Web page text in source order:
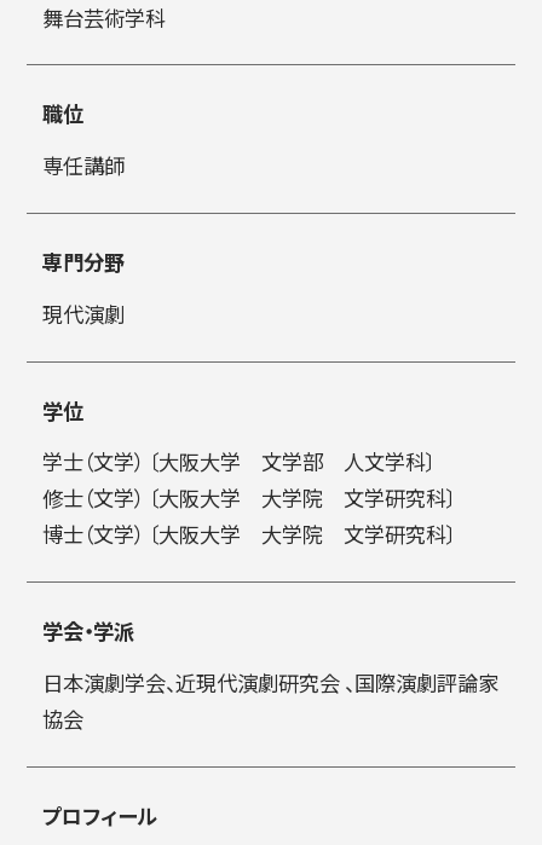
简体字
通信教育部
藝術学舎（公開講座）
舞台芸術学科
職位
専任講師
専門分野
現代演劇
学位
学士（文学） 〔大阪大学 文学部 人文学科〕
修士（文学） 〔大阪大学 大学院 文学研究科〕
博士（文学） 〔大阪大学 大学院 文学研究科〕
学会・学派
日本演劇学会、近現代演劇研究会 、国際演劇評論家
協会
プロフィール